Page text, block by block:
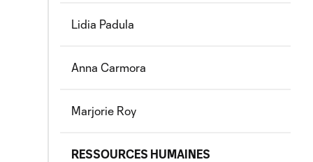
Lidia Padula
Anna Carmora
Marjorie Roy
RESSOURCES HUMAINES